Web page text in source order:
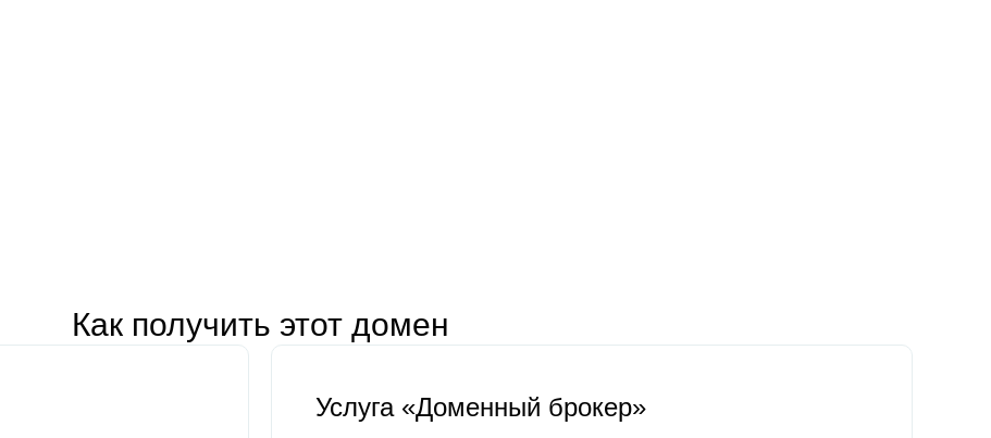
Как получить этот домен
Услуга «Доменный брокер»